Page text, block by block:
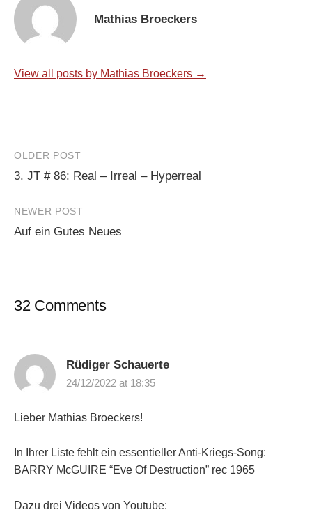
Mathias Broeckers
View all posts by Mathias Broeckers →
Post
navigation
OLDER POST
3. JT # 86: Real – Irreal – Hyperreal
NEWER POST
Auf ein Gutes Neues
32 Comments
Rüdiger Schauerte
24/12/2022 at 18:35
Lieber Mathias Broeckers!
In Ihrer Liste fehlt ein essentieller Anti-Kriegs-Song:
BARRY McGUIRE “Eve Of Destruction” rec 1965
Dazu drei Videos von Youtube: